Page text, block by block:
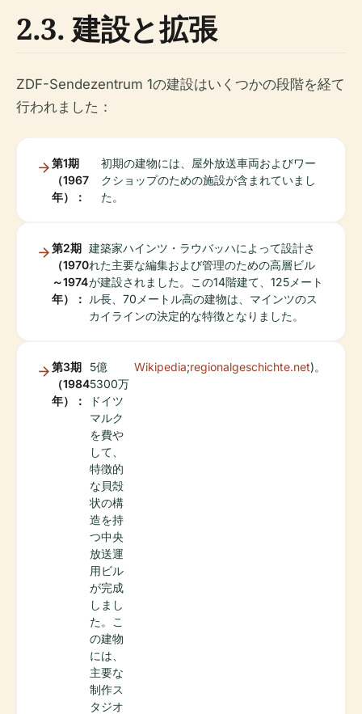
2.3. 建設と拡張
ZDF-Sendezentrum 1の建設はいくつかの段階を経て
行われました：
第1期
（1967
年）：
初期の建物には、屋外放送車両およびワー
クショップのための施設が含まれていまし
た。
第2期
（1970
～1974
年）：
建築家ハインツ・ラウバッハによって設計さ
れた主要な編集および管理のための高層ビル
が建設されました。この14階建て、125メート
ル長、70メートル高の建物は、マインツのス
カイラインの決定的な特徴となりました。
第3期
（1984
年）：
5億
5300万
ドイツ
マルク
を費や
して、
特徴的
な貝殻
状の構
造を持
つ中央
放送運
用ビル
が完成
しまし
た。こ
の建物
には、
主要な
制作ス
タジオ
Wikipedia;regionalgeschichte.net)。